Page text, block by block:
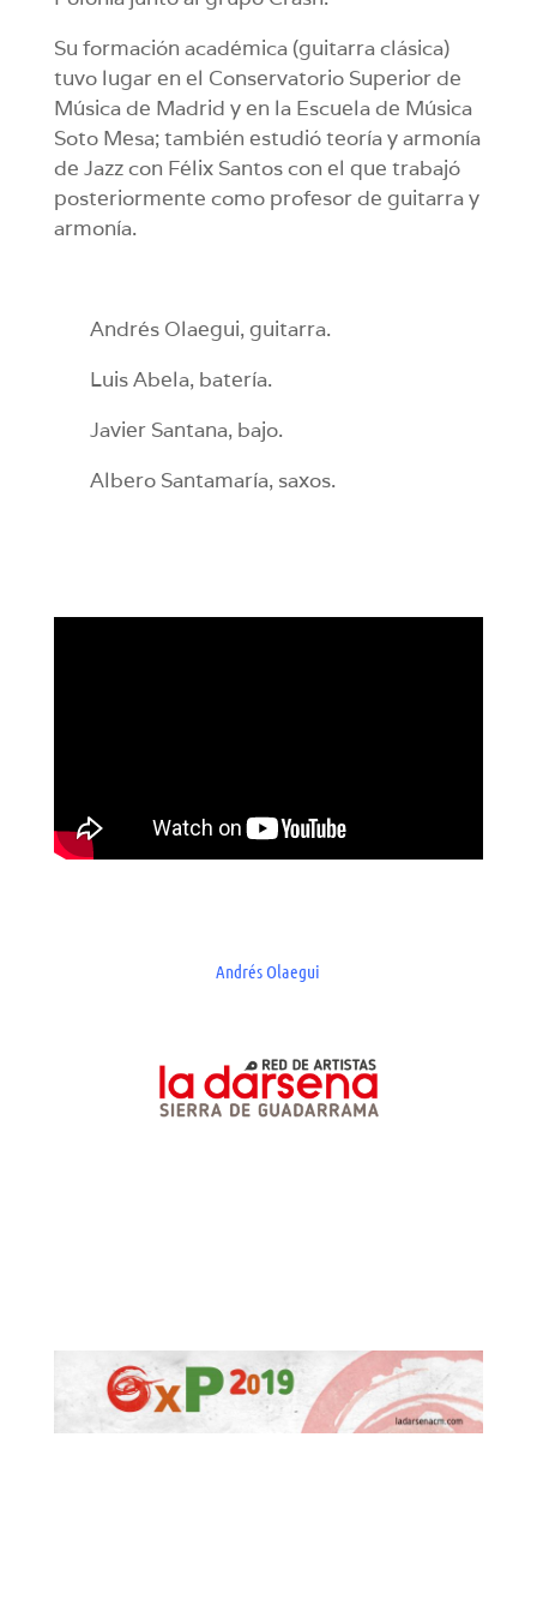
Su formación académica (guitarra clásica)
tuvo lugar en el Conservatorio Superior de
Música de Madrid y en la Escuela de Música
Soto Mesa; también estudió teoría y armonía
de Jazz con Félix Santos con el que trabajó
posteriormente como profesor de guitarra y
armonía.
Andrés Olaegui, guitarra.
Luis Abela, batería.
Javier Santana, bajo.
Albero Santamaría, saxos.
Andrés Olaegui